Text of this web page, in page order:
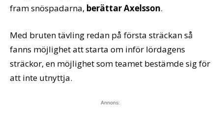
fram snöspadarna, berättar Axelsson.
Med bruten tävling redan på första sträckan så
fanns möjlighet att starta om inför lördagens
sträckor, en möjlighet som teamet bestämde sig för
att inte utnyttja.
Annons: